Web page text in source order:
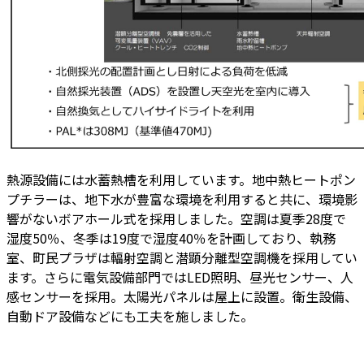
熱源設備には水蓄熱槽を利用しています。地中熱ヒートポン
プチラーは、地下水が豊富な環境を利用すると共に、環境影
響がないボアホール式を採用しました。空調は夏季28度で
湿度50％、冬季は19度で湿度40％を計画しており、執務
室、町民プラザは輻射空調と潜顕分離型空調機を採用してい
ます。さらに電気設備部門ではLED照明、昼光センサー、人
感センサーを採用。太陽光パネルは屋上に設置。衛生設備、
自動ドア設備などにも工夫を施しました。